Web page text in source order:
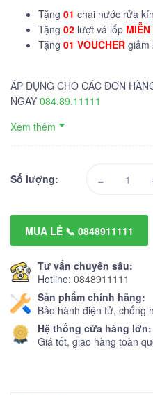
Tặng 01 chai nước rửa
Tặng 02 lượt vá lốp MIỄN
Tặng 01 VOUCHER giảm
ÁP DỤNG CHO CÁC ĐƠN
NGAY 084.89.11111
Xem thêm
Số lượng: -
MUA LẺ 📞 0848911111
Tư vấn chuyên sâu:
Hotline: 0848911111
Sản phẩm chính hãng:
Bảo hành điện tử, chống
Hệ thống cửa hàng lớn:
Giá tốt, giao hàng toàn